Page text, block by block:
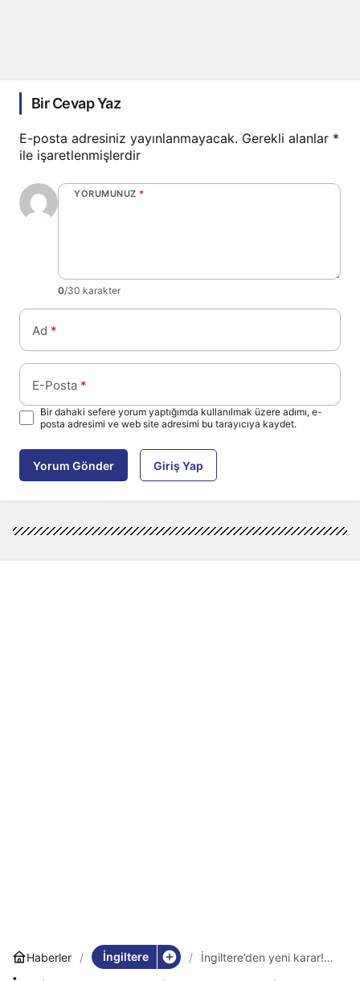
Bir Cevap Yaz
E-posta adresiniz yayınlanmayacak. Gerekli alanlar *
ile işaretlenmişlerdir
YORUMUNUZ *
0/30 karakter
Ad *
E-Posta *
Bir dahaki sefere yorum yaptığımda kullanılmak üzere adımı, e-
posta adresimi ve web site adresimi bu tarayıcıya kaydet.
Yorum Gönder Giriş Yap
Haberler İngiltere
İngiltere’den yeni karar!